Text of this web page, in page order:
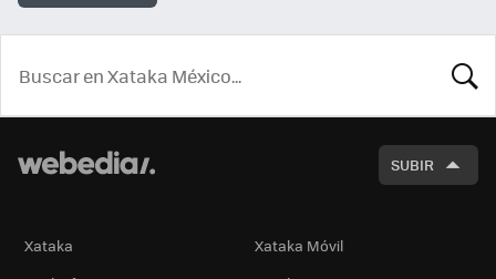
SUBIR
Xataka
Xataka Móvil